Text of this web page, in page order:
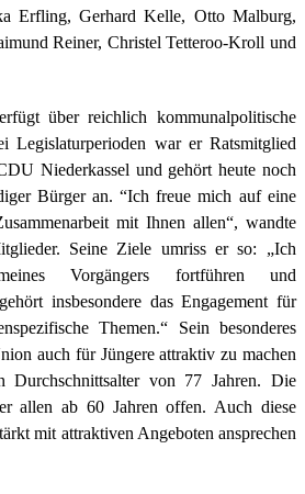
Erfling, Gerhard Kelle, Otto Malburg,
Reiner, Christel Tetteroo-Kroll und
über reichlich kommunalpolitische
Legislaturperioden war er Ratsmitglied
Niederkassel und gehört heute noch
Bürger an. “Ich freue mich auf eine
mit Ihnen allen“, wandte
Seine Ziele umriss er so: „Ich
Vorgängers fortführen und
insbesondere das Engagement für
Themen.“ Sein besonderes
auch für Jüngere attraktiv zu machen
von 77 Jahren. Die
allen ab 60 Jahren offen. Auch diese
mit attraktiven Angeboten ansprechen